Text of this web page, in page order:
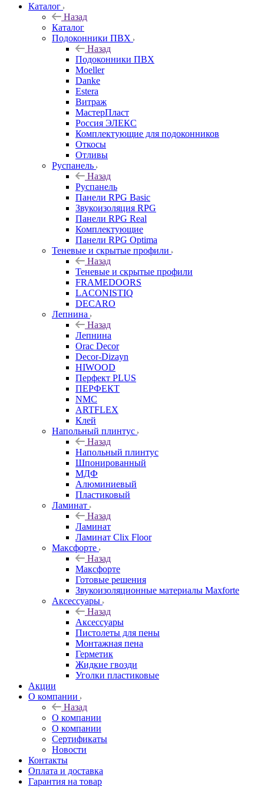
Каталог
Назад
Каталог
Подоконники ПВХ
Назад
Подоконники ПВХ
Moeller
Danke
Estera
Витраж
МастерПласт
Россия ЭЛЕКС
Комплектующие для подоконников
Откосы
Отливы
Руспанель
Назад
Руспанель
Панели RPG Basic
Звукоизоляция RPG
Панели RPG Real
Комплектующие
Панели RPG Optima
Теневые и скрытые профили
Назад
Теневые и скрытые профили
FRAMEDOORS
LACONISTIQ
DECARO
Лепнина
Назад
Лепнина
Orac Decor
Decor-Dizayn
HIWOOD
Перфект PLUS
ПЕРФЕКТ
NMC
ARTFLEX
Клей
Напольный плинтус
Назад
Напольный плинтус
Шпонированный
МДФ
Алюминиевый
Пластиковый
Ламинат
Назад
Ламинат
Ламинат Clix Floor
Максфорте
Назад
Максфорте
Готовые решения
Звукоизоляционные материалы Maxforte
Аксессуары
Назад
Аксессуары
Пистолеты для пены
Монтажная пена
Герметик
Жидкие гвозди
Уголки пластиковые
Акции
О компании
Назад
О компании
О компании
Сертификаты
Новости
Контакты
Оплата и доставка
Гарантия на товар